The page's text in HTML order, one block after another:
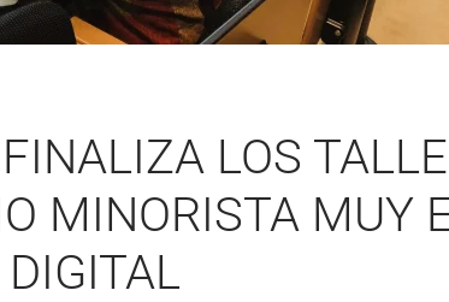
LOS
MINORISTA MUY